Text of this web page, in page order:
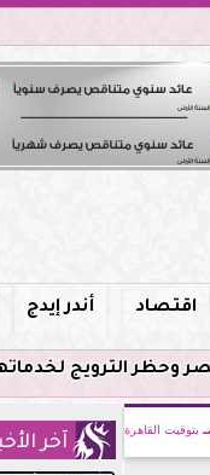
اقتصاد أندر إيدج
الصحية
بتوقيت القاهرة
آخر